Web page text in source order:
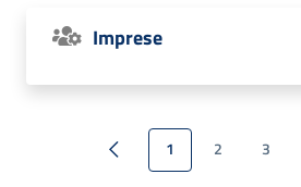
Imprese
1 2 3